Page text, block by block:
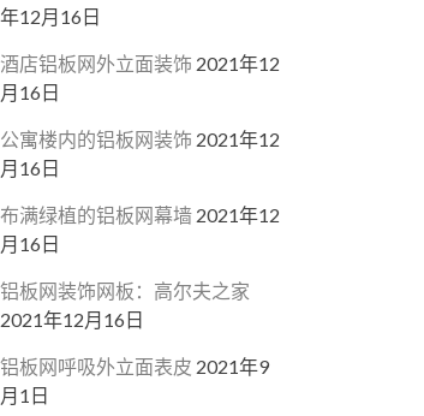
年12月16日
酒店铝板网外立面装饰 2021年12
月16日
公寓楼内的铝板网装饰 2021年12
月16日
布满绿植的铝板网幕墙 2021年12
月16日
铝板网装饰网板：高尔夫之家
2021年12月16日
铝板网呼吸外立面表皮 2021年9
月1日